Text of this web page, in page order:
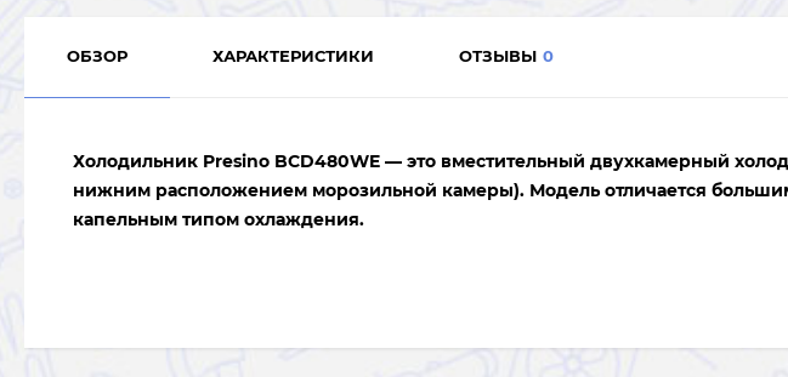
ОБЗОР ХАРАКТЕРИСТИКИ ОТЗЫВЫ 0
Холодильник Presino BCD480WE — это вместительный двухкамерный
нижним расположением морозильной камеры). Модель отличается
капельным типом охлаждения.